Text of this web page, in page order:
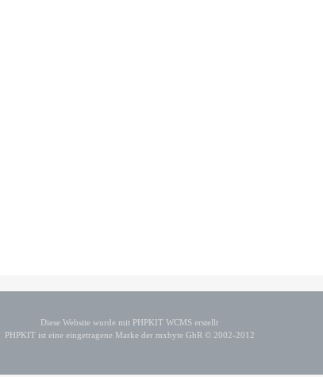
Diese Website wurde mit PHPKIT WCMS erstellt
PHPKIT ist eine eingetragene Marke der mxbyte GbR © 2002-2012